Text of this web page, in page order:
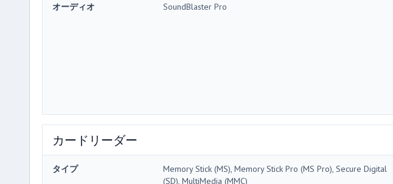
オーディオ SoundBlaster Pro
カードリーダー
タイプ
Memory Stick (MS), Memory Stick Pro (MS Pro), Secure Digital
(SD), MultiMedia (MMC)